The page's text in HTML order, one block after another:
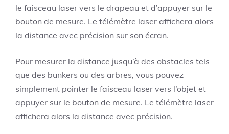
le faisceau laser vers le drapeau et d’appuyer sur le
bouton de mesure. Le télémètre laser affichera alors
la distance avec précision sur son écran.
Pour mesurer la distance jusqu’à des obstacles tels
que des bunkers ou des arbres, vous pouvez
simplement pointer le faisceau laser vers l’objet et
appuyer sur le bouton de mesure. Le télémètre laser
affichera alors la distance avec précision.